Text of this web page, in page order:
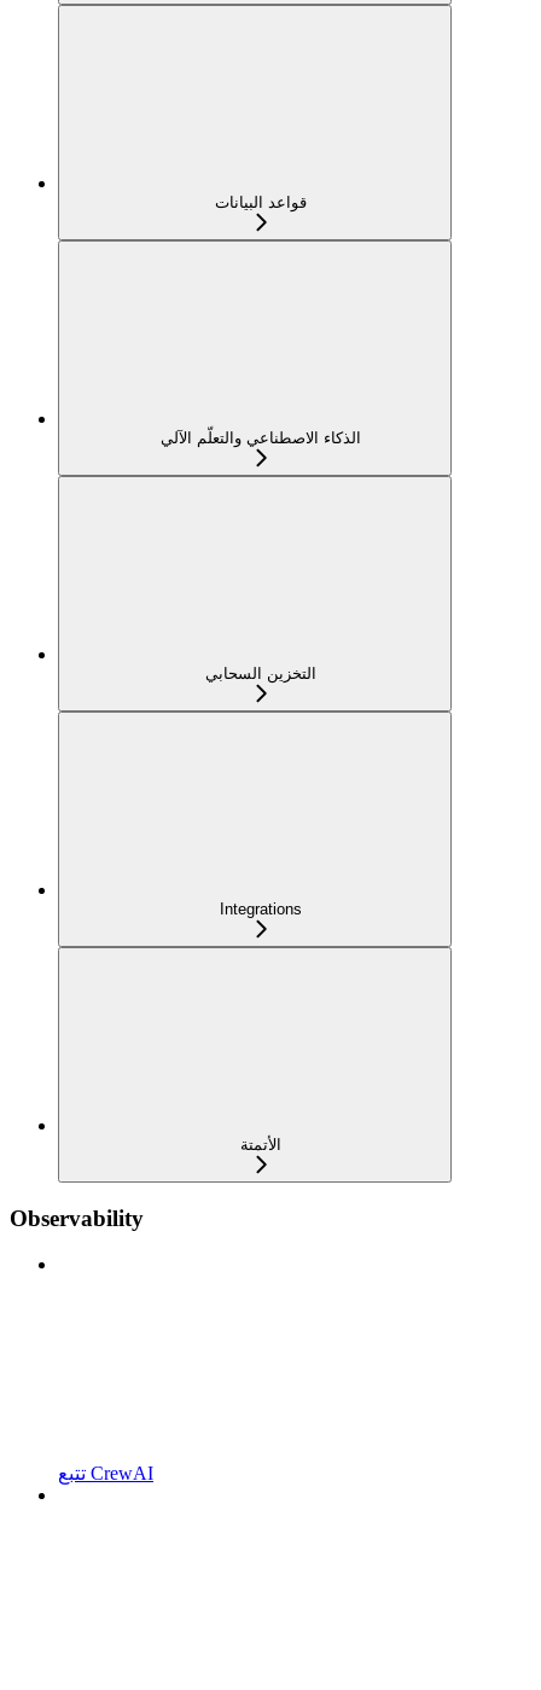
قواعد البيانات
الذكاء الاصطناعي والتعلّم الآلي
التخزين السحابي
Integrations
الأتمتة
Observability
تتبع CrewAI